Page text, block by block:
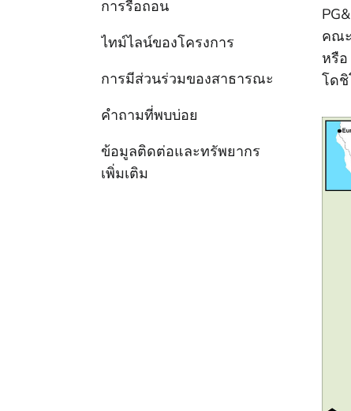
การรื้อถอน
ไทม์ไลน์ของโครงการ
การมีส่วนร่วมของสาธารณะ
คำถามที่พบบ่อย
ข้อมูลติดต่อและทรัพยากร
เพิ่มเติม
คณ
หรื
โด